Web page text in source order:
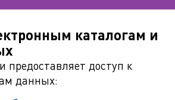
каталогам и
предоставляет доступ к
данных: